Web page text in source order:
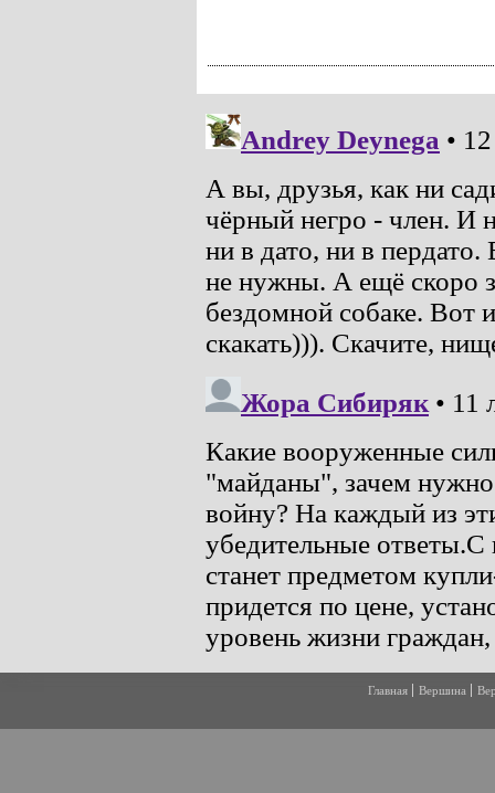
Главная Вершина